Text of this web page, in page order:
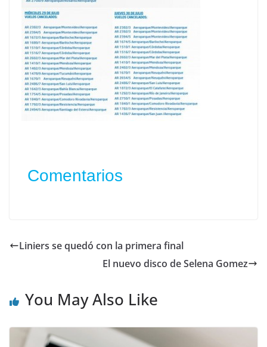
Comentarios
Liniers se quedó con la primera final
El nuevo disco de Selena Gomez
You May Also Like